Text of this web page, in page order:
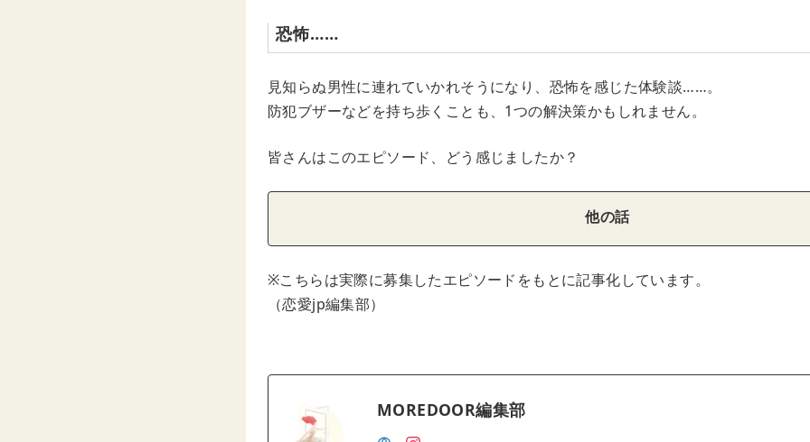
恐怖……
見知らぬ男性に連れていかれそうになり、恐怖を感じた体験談……。
防犯ブザーなどを持ち歩くことも、1つの解決策かもしれません。
皆さんはこのエピソード、どう感じましたか？
他の話
※こちらは実際に募集したエピソードをもとに記事化しています。
（恋愛jp編集部）
MOREDOOR編集部